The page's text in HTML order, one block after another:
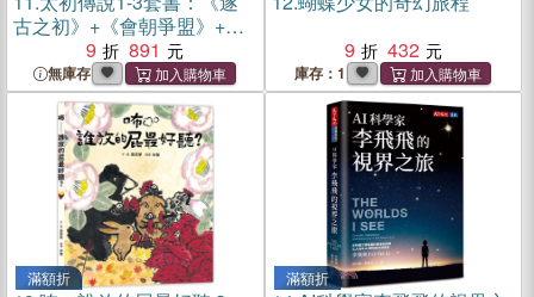
古之初》+《會朝爭盟》+
《薄暮雷電》
9 891
無庫存
9
432
庫存：1
滿額折 滿額折